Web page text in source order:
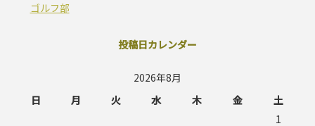
ゴルフ部
投稿日カレンダー
2026年8月
日
月 火 水 木 金
土
1